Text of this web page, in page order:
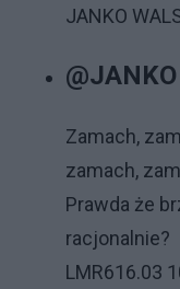
JANKO
Zamach,
zamach,
Prawda że
racjonalnie?
LMR616.03